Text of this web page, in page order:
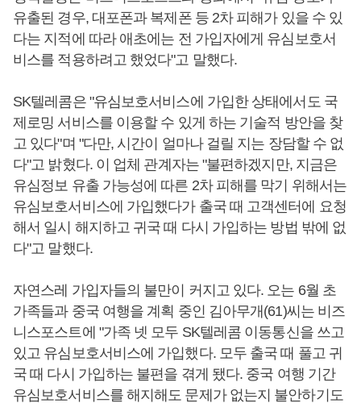
유출된 경우, 대포폰과 복제폰 등 2차 피해가 있을 수 있
다는 지적에 따라 애초에는 전 가입자에게 유심보호서
비스를 적용하려고 했었다"고 말했다.
SK텔레콤은 "유심보호서비스에 가입한 상태에서도 국
제로밍 서비스를 이용할 수 있게 하는 기술적 방안을 찾
고 있다"며 "다만, 시간이 얼마나 걸릴 지는 장담할 수 없
다"고 밝혔다. 이 업체 관계자는 "불편하겠지만, 지금은
유심정보 유출 가능성에 따른 2차 피해를 막기 위해서는
유심보호서비스에 가입했다가 출국 때 고객센터에 요청
해서 일시 해지하고 귀국 때 다시 가입하는 방법 밖에 없
다"고 말했다.
자연스레 가입자들의 불만이 커지고 있다. 오는 6월 초
가족들과 중국 여행을 계획 중인 김아무개(61)씨는 비즈
니스포스트에 "가족 넷 모두 SK텔레콤 이동통신을 쓰고
있고 유심보호서비스에 가입했다. 모두 출국 때 풀고 귀
국 때 다시 가입하는 불편을 겪게 됐다. 중국 여행 기간
유심보호서비스를 해지해도 문제가 없는지 불안하기도